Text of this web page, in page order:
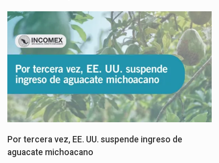
Por tercera vez, EE. UU. suspende ingreso de
aguacate michoacano